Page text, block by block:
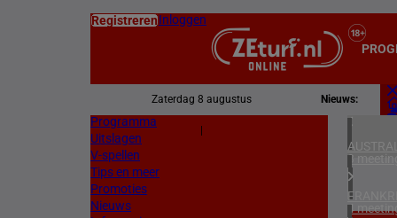
RegistrerenInloggen
Zaterdag 8 augustus Nieuws:
Programma
Uitslagen
V-spellen
Tips en meer
Promoties
Nieuws
3
4